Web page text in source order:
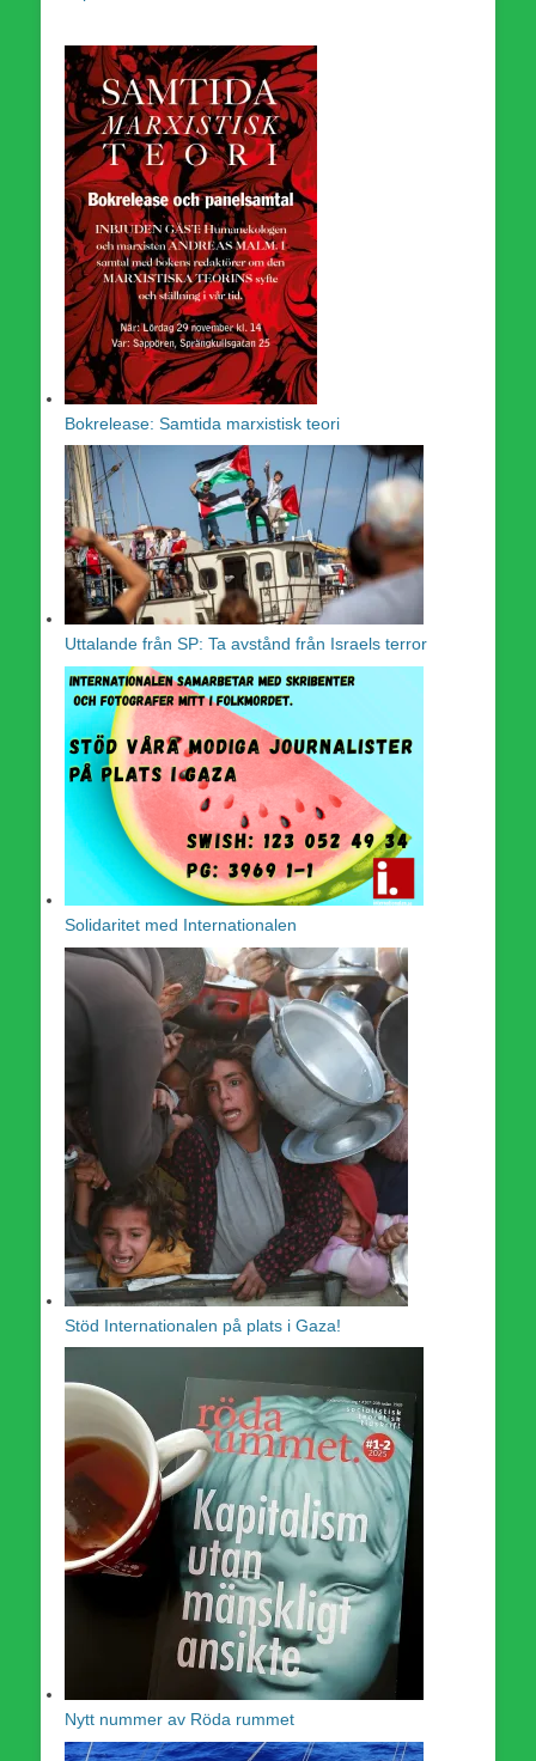
Bokrelease: Samtida marxistisk teori
Uttalande från SP: Ta avstånd från Israels terror
Solidaritet med Internationalen
Stöd Internationalen på plats i Gaza!
Nytt nummer av Röda rummet